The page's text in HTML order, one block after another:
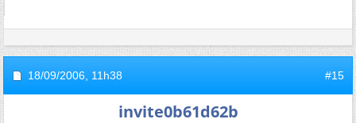
18/09/2006, 11h38 #15
invite0b61d62b